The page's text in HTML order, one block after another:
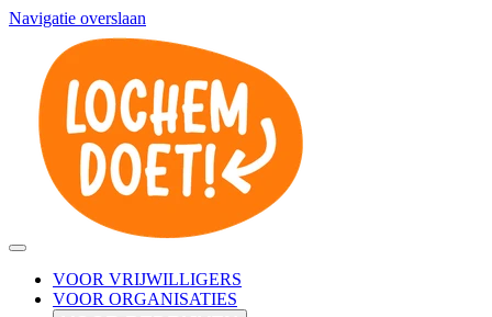
Navigatie overslaan
VOOR VRIJWILLIGERS
VOOR ORGANISATIES